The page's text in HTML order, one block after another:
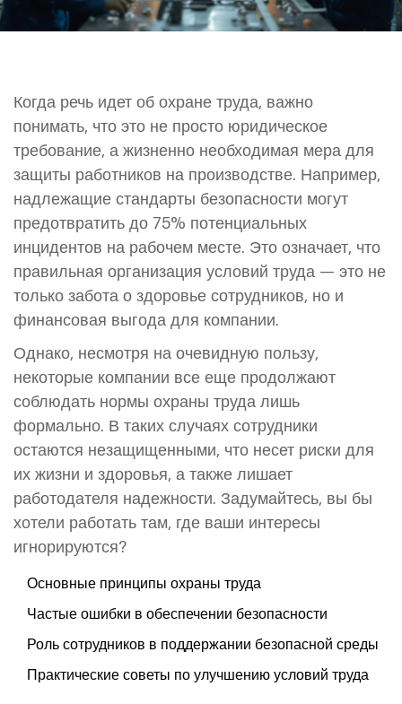
Когда речь идет об охране труда, важно
понимать, что это не просто юридическое
требование, а жизненно необходимая мера для
защиты работников на производстве. Например,
надлежащие стандарты безопасности могут
предотвратить до 75% потенциальных
инцидентов на рабочем месте. Это означает, что
правильная организация условий труда — это не
только забота о здоровье сотрудников, но и
финансовая выгода для компании.
Однако, несмотря на очевидную пользу,
некоторые компании все еще продолжают
соблюдать нормы охраны труда лишь
формально. В таких случаях сотрудники
остаются незащищенными, что несет риски для
их жизни и здоровья, а также лишает
работодателя надежности. Задумайтесь, вы бы
хотели работать там, где ваши интересы
игнорируются?
Основные принципы охраны труда
Частые ошибки в обеспечении безопасности
Роль сотрудников в поддержании безопасной среды
Практические советы по улучшению условий труда